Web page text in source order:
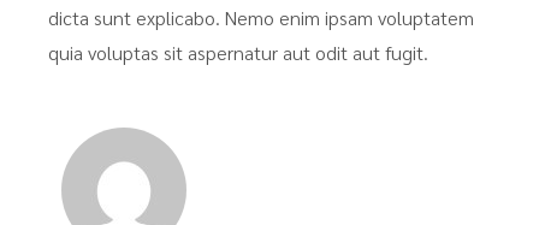
dicta sunt explicabo. Nemo enim ipsam voluptatem
quia voluptas sit aspernatur aut odit aut fugit.